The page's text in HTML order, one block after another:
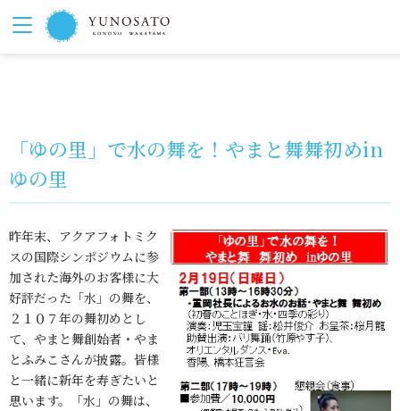
「ゆの里」で水の舞を！やまと舞舞初めin
ゆの里
昨年末、アクアフォトミク
スの国際シンポジウムに参
加された海外のお客様に大
好評だった「水」の舞を、
２１０７年の舞初めとし
て、やまと舞創始者・やま
とふみこさんが披露。皆様
と一緒に新年を寿ぎたいと
思います。「水」の舞は、